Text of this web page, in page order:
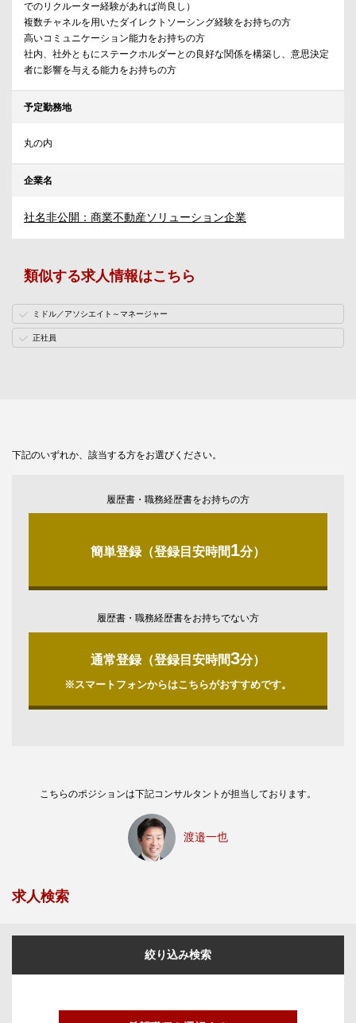
でのリクルーター経験があれば尚良し）
複数チャネルを用いたダイレクトソーシング経験をお持ちの方
高いコミュニケーション能力をお持ちの方
社内、社外ともにステークホルダーとの良好な関係を構築し、意思決定
者に影響を与える能力をお持ちの方
予定勤務地
丸の内
企業名
社名非公開：商業不動産ソリューション企業
類似する求人情報はこちら
ミドル／アソシエイト～マネージャー
正社員
下記のいずれか、該当する方をお選びください。
履歴書・職務経歴書をお持ちの方
簡単登録（登録目安時間1分）
履歴書・職務経歴書をお持ちでない方
通常登録（登録目安時間3分）
※スマートフォンからはこちらがおすすめです。
こちらのポジションは下記コンサルタントが担当しております。
渡邉一也
求人検索
絞り込み検索